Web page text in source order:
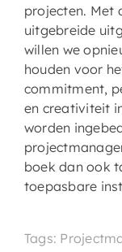
projecten. Met
uitgebreide
willen we
houden voor
commitment,
en creativiteit
worden
boek dan ook
toepasbare
Tags: